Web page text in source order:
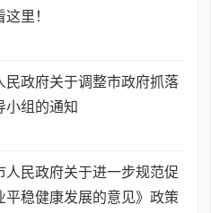
里！
民政府关于调整市政府抓落
小组的通知
人民政府关于进一步规范促
平稳健康发展的意见》政策